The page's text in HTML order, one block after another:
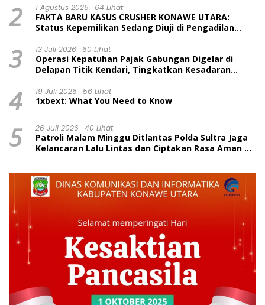
2 1 Agustus 2026 64 Lihat
FAKTA BARU KASUS CRUSHER KONAWE UTARA:
Status Kepemilikan Sedang Diuji di Pengadilan
Dinilai Prematur
3 13 Juli 2026 60 Lihat
Operasi Kepatuhan Pajak Gabungan Digelar di
Delapan Titik Kendari, Tingkatkan Kesadaran
4 19 Juli 2026 56 Lihat
1xbext: What You Need to Know
5 26 Juli 2026 40 Lihat
Patroli Malam Minggu Ditlantas Polda Sultra Jaga
Kelancaran Lalu Lintas dan Ciptakan Rasa Aman di